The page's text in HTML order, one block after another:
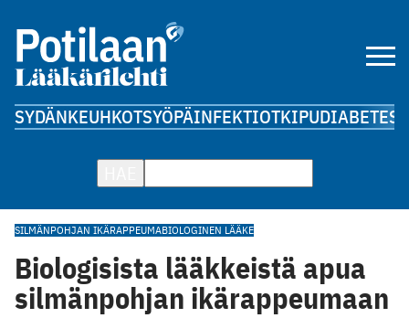
SYDÄNKEUHKOTSYÖPÄINFEKTIOTKIPUDIABETES
SILMÄNPOHJAN IKÄRAPPEUMABIOLOGINEN LÄÄKE
Biologisista lääkkeistä apua
silmänpohjan ikärappeumaan